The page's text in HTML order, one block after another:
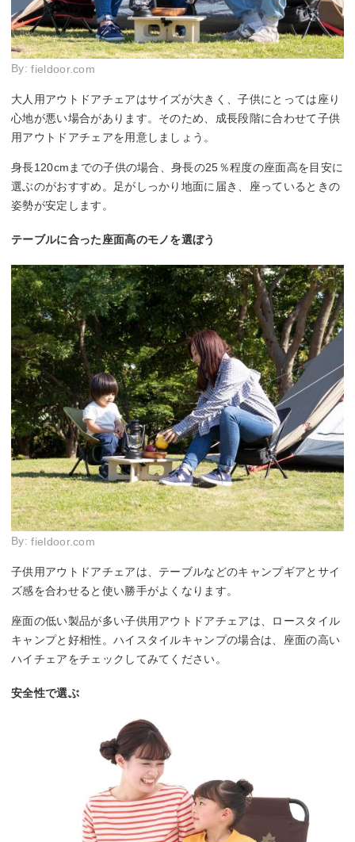
By:fieldoor.com
大人用アウトドアチェアはサイズが大きく、子供にとっては座り
心地が悪い場合があります。そのため、成長段階に合わせて子供
用アウトドアチェアを用意しましょう。
身長120cmまでの子供の場合、身長の25％程度の座面高を目安に
選ぶのがおすすめ。足がしっかり地面に届き、座っているときの
姿勢が安定します。
テーブルに合った座面高のモノを選ぼう
By:fieldoor.com
子供用アウトドアチェアは、テーブルなどのキャンプギアとサイ
ズ感を合わせると使い勝手がよくなります。
座面の低い製品が多い子供用アウトドアチェアは、ロースタイル
キャンプと好相性。ハイスタイルキャンプの場合は、座面の高い
ハイチェアをチェックしてみてください。
安全性で選ぶ